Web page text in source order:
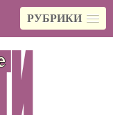
РУБРИКИ